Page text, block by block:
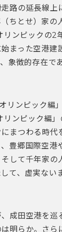
路の延長線上
ちとせ）家の
リンピックの2
まった空港建
象徴的存在で
リンピック編
リンピック編
まつわる時代
豊郷国際空港
して千年家の
て、虚実ない
成田空港を巡
明らか。さら